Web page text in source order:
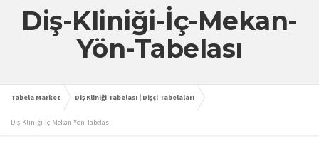
Diş-Kliniği-İç-Mekan-
Yön-Tabelası
Tabela Market Diş Kliniği Tabelası | Dişçi Tabelaları
Diş-Kliniği-İç-Mekan-Yön-Tabelası